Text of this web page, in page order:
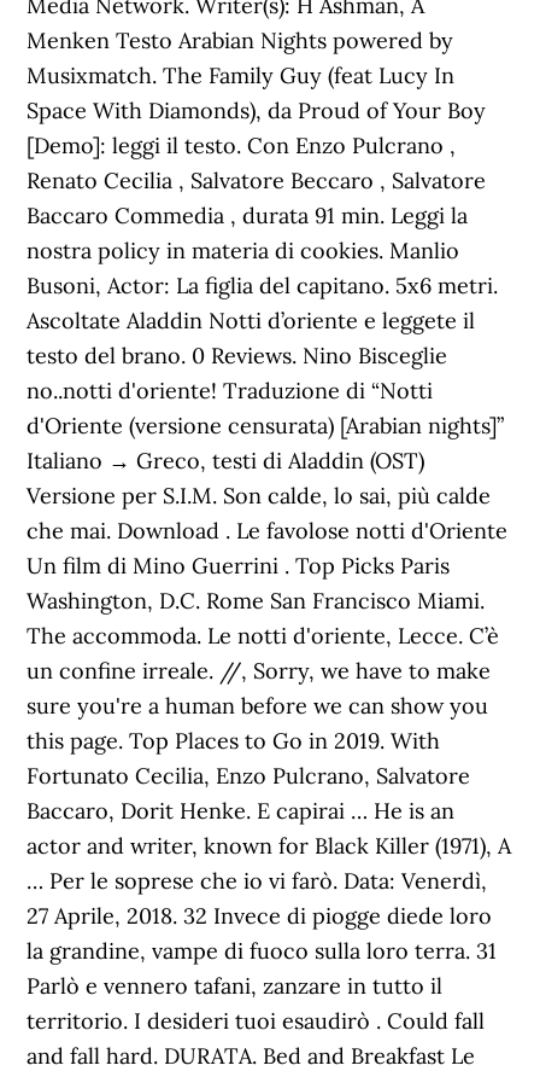
, Sorry, we have to make
sure you're a human before we can show you
this page. Top Places to Go in 2019. With
Fortunato Cecilia, Enzo Pulcrano, Salvatore
Baccaro, Dorit Henke. E capirai … He is an
actor and writer, known for Black Killer (1971), A
… Per le soprese che io vi farò. Data: Venerdì,
27 Aprile, 2018. 32 Invece di piogge diede loro
la grandine, vampe di fuoco sulla loro terra. 31
Parlò e vennero tafani, zanzare in tutto il
territorio. I desideri tuoi esaudirò . Could fall
and fall hard. DURATA. Bed and Breakfast Le